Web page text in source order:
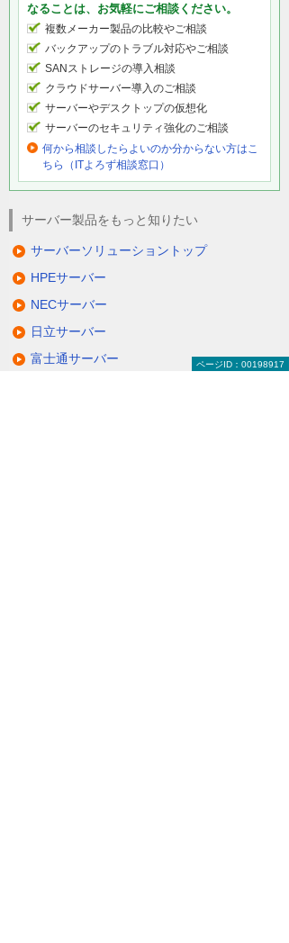
なることは、お気軽にご相談ください。
複数メーカー製品の比較やご相談
バックアップのトラブル対応やご相談
SANストレージの導入相談
クラウドサーバー導入のご相談
サーバーやデスクトップの仮想化
サーバーのセキュリティ強化のご相談
何から相談したらよいのか分からない方はこ
ちら（ITよろず相談窓口）
サーバー製品をもっと知りたい
サーバーソリューショントップ
HPEサーバー
NECサーバー
日立サーバー
富士通サーバー
ページID：00198917